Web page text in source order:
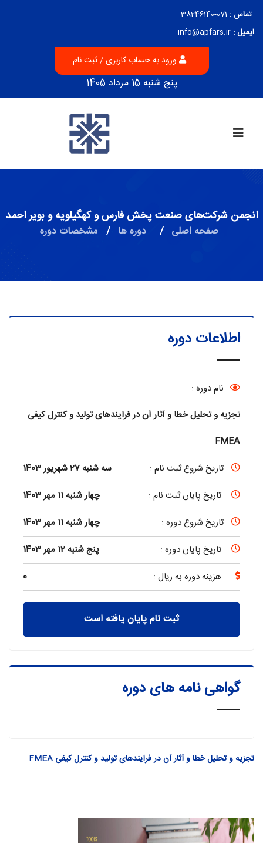
تماس : 071-38246140
ایمیل : info@apfars.ir
ورود به حساب کاربری / ثبت نام
پنج شنبه 15 مرداد 1405
انجمن شرکت‌های صنعت پخش فارس و کهگیلویه و بویر احمد
صفحه اصلی / دوره ها / مشخصات دوره
اطلاعات دوره
نام دوره :
تجزیه و تحلیل خطا و آثار آن در فرایندهای تولید و کنترل کیفی
FMEA
تاریخ شروع ثبت نام :
سه شنبه 27 شهریور 1403
تاریخ پایان ثبت نام :
چهار شنبه 11 مهر 1403
تاریخ شروع دوره :
چهار شنبه 11 مهر 1403
تاریخ پایان دوره :
پنج شنبه 12 مهر 1403
هزینه دوره به ریال :
0
ثبت نام پایان یافته است
گواهی نامه های دوره
تجزیه و تحلیل خطا و آثار آن در فرایندهای تولید و کنترل کیفی FMEA